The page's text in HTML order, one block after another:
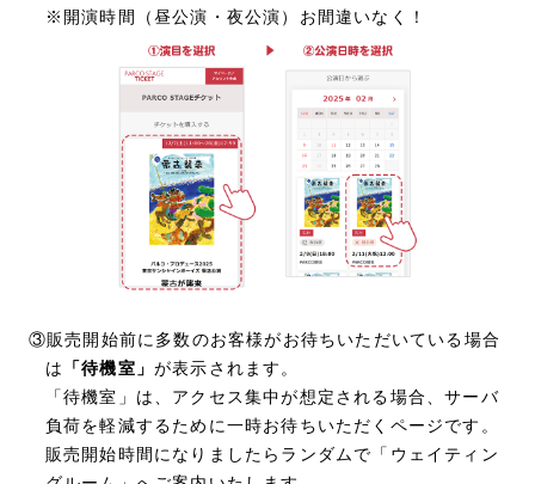
※開演時間（昼公演・夜公演）お間違いなく！
③販売開始前に多数のお客様がお待ちいただいている場合
は
「待機室」が表示されます。
「待機室」は、アクセス集中が想定される場合、サーバ
負荷を軽減するために一時お待ちいただくページです。
販売開始時間になりましたらランダムで「ウェイティン